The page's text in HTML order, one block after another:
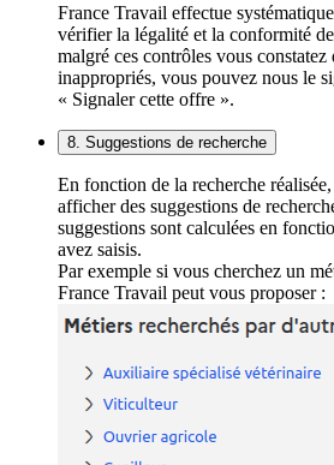
France Travail effectue
vérifier la légalité et la conformité
malgré ces contrôles vous constatez
inappropriés, vous pouvez nous le
« Signaler cette offre ».
8. Suggestions de recherche
En fonction de la recherche
afficher des suggestions de
suggestions sont calculées en
avez saisis.
Par exemple si vous cherchez un
France Travail peut vous proposer :